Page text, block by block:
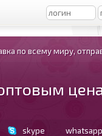
по всему миру,
skype whatsapp